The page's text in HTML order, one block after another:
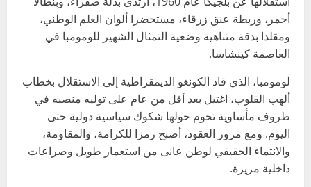
أحمر، وربطة عنق زرقاء، مستحضرا ألوان العلم الوطني،
ومقلدا بدقة متناهية وضعية التمثال الشهير للومومبا في
العاصمة كينشاسا.
لومومبا، الذي قاد الكونغو الديمقراطية إلى الاستقلال بخطاب
ألهب القلوب، اغتيل بعد أقل من عام على توليه منصبه في
ظروف مأساوية تحوم حولها شكوك سياسية دولية حتى
اليوم. ومع مرور العقود، أصبح رمزا للكرامة، والمقاومة،
والانتماء الحقيقي لوطن عانى من استعمار طويل وصراعات
داخلية مريرة.